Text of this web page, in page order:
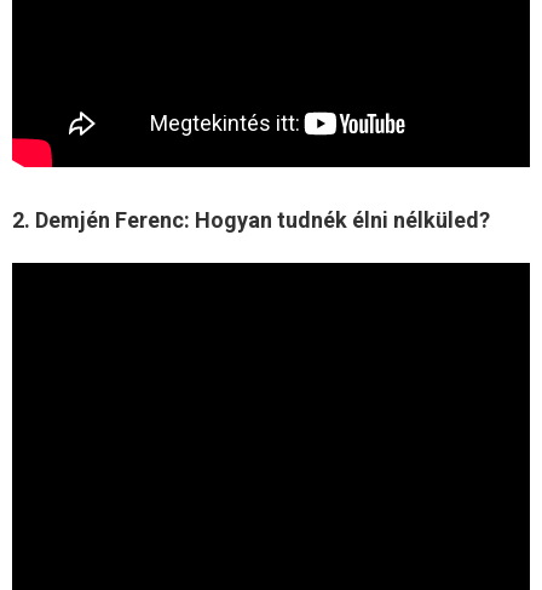
2. Demjén Ferenc: Hogyan tudnék élni nélküled?